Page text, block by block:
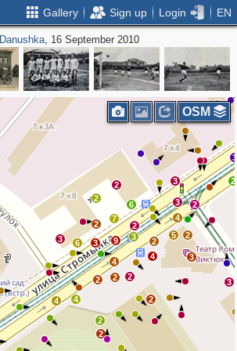
Gallery Sign up Login EN
Danushka, 16 September 2010
3
2
3
2
2
2
4
4
4
2
2
4
9 3
2
5
2
3
2
4
2
3
3
6
7
2
2
2
3 6 3
2
OSM